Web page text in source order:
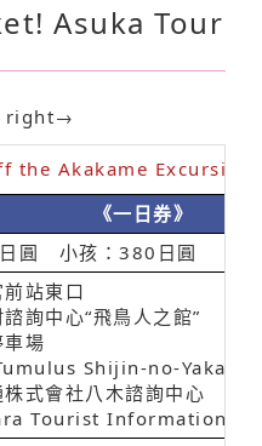
Asuka Tour
right→
the Akakame
《一日券》
圓 小孩：380日圓
站東口
詢中心“飛鳥人之館”
場
Shijin-no-Yakata
式會社八木諮詢中心
Tourist Information